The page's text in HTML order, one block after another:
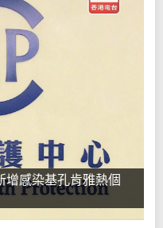
增感染基孔肯雅熱個